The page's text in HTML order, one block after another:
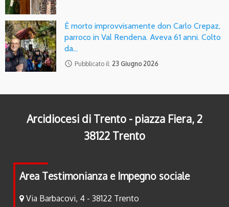
È morto improvvisamente don Carlo Crepaz,
parroco in Val Rendena. Aveva 61 anni. Colto
da…
access_time Pubblicato il: 23 Giugno 2026
Arcidiocesi di Trento - piazza Fiera, 2
38122 Trento
Area Testimonianza e Impegno sociale
Via Barbacovi, 4 - 38122 Trento